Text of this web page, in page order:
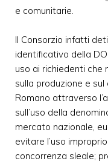
e comunitarie.
Il Consorzio infatti
identificativo della
uso ai richiedenti che
sulla produzione e
Romano attraverso
sull’uso della
mercato nazionale,
evitare l’uso
concorrenza sleale;